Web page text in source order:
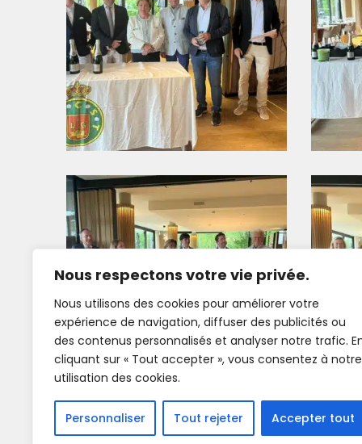
Nous respectons votre vie privée.
Nous utilisons des cookies pour améliorer votre
expérience de navigation, diffuser des publicités ou
des contenus personnalisés et analyser notre trafic.
cliquant sur « Tout accepter », vous consentez à notre
utilisation des cookies.
Personnaliser Tout rejeter Accepter tout